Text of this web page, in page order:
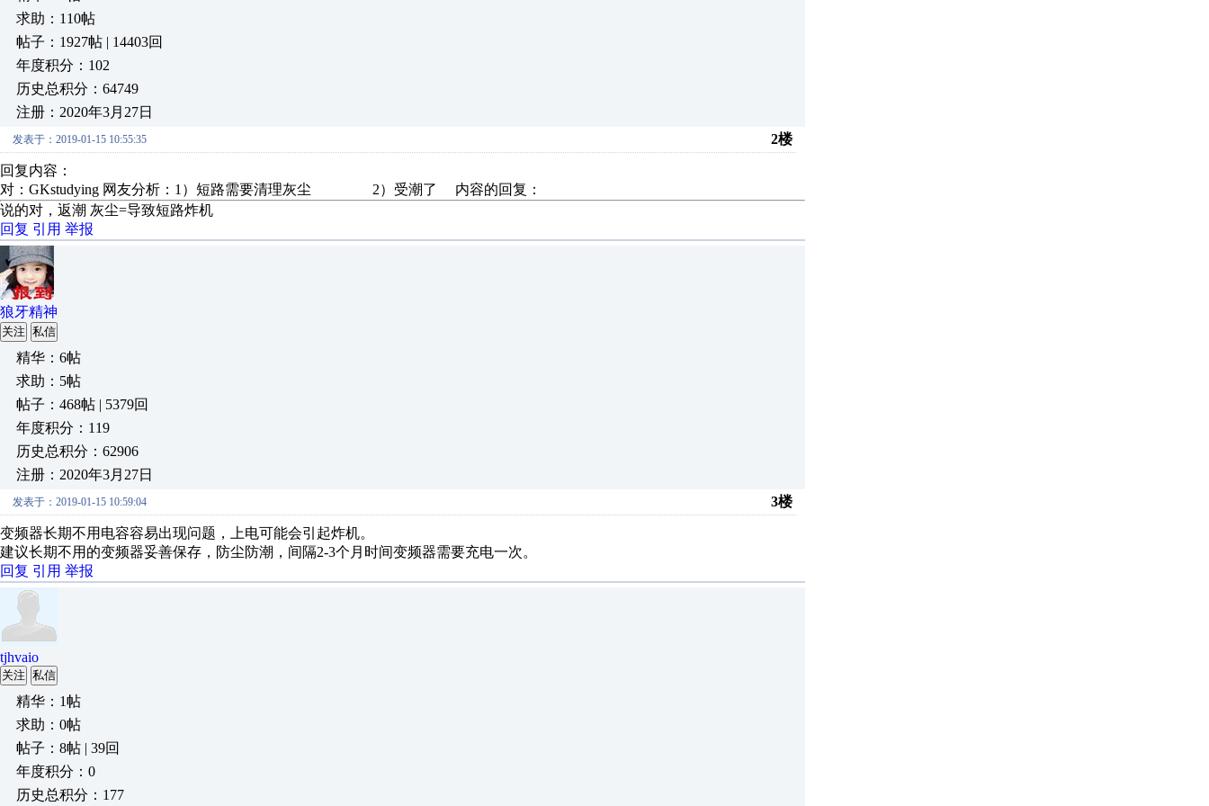
求助：110帖
帖子：1927帖 | 14403回
年度积分：102
历史总积分：64749
注册：2020年3月27日
发表于：2019-01-15 10:55:35 2楼
回复内容：
对：GKstudying 网友分析：1）短路需要清理灰尘 2）受潮了 内容的回复：
说的对，返潮 灰尘=导致短路炸机
回复 引用 举报
狼牙精神
关注 私信
精华：6帖
求助：5帖
帖子：468帖 | 5379回
年度积分：119
历史总积分：62906
注册：2020年3月27日
发表于：2019-01-15 10:59:04 3楼
变频器长期不用电容容易出现问题，上电可能会引起炸机。
建议长期不用的变频器妥善保存，防尘防潮，间隔2-3个月时间变频器需要充电一次。
回复 引用 举报
tjhvaio
关注 私信
精华：1帖
求助：0帖
帖子：8帖 | 39回
年度积分：0
历史总积分：177